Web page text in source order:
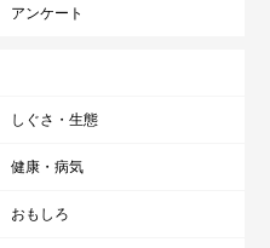
アンケート
しぐさ・生態
健康・病気
おもしろ